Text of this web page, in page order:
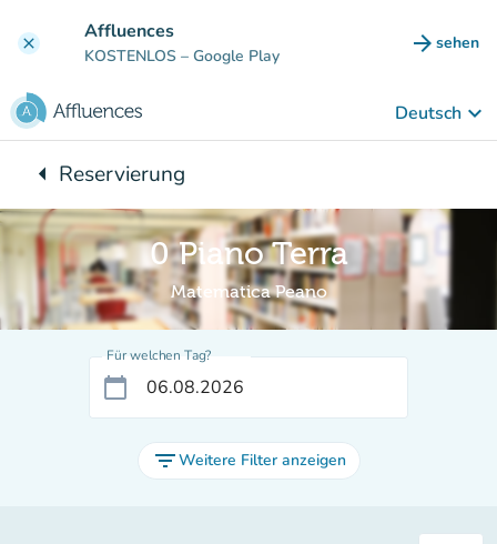
clear Affluences
KOSTENLOS – Google Play arrow_forward sehen
(new
Deutsch keyboard_arrow_down
arrow_leftZurück zu:
Reservierung
0 Piano Terra
Matematica Peano
Für welchen Tag?
calendar_today
filter_listWeitere Filter anzeigen